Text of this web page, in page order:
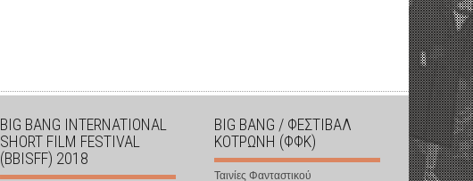
BIG BANG INTERNATIONAL
SHORT FILM FESTIVAL
(BBISFF) 2018
BIG BANG / ΦΕΣΤΙΒΑΛ
ΚΟΤΡΩΝΗ (ΦΦΚ)
Ταινίες Φανταστικού